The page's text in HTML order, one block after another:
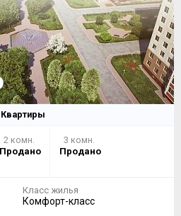
Квартиры
2 комн.
Продано
3 комн.
Продано
Класс жилья
Комфорт-класс